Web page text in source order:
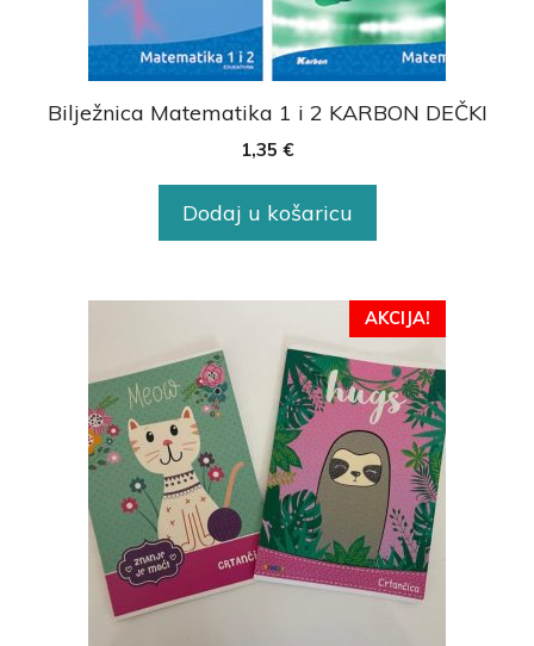
Bilježnica Matematika 1 i 2 KARBON DEČKI
1,35 €
Dodaj u košaricu
AKCIJA!